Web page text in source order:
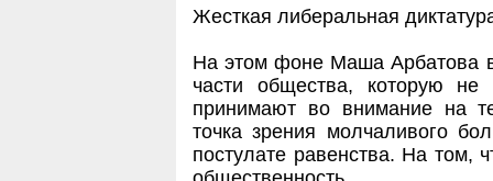
Жесткая либеральная
На этом фоне Маша Арбатова
части общества, которую
принимают во внимание на
точка зрения молчаливого
постулате равенства. На том,